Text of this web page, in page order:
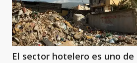
El sector hotelero es uno de